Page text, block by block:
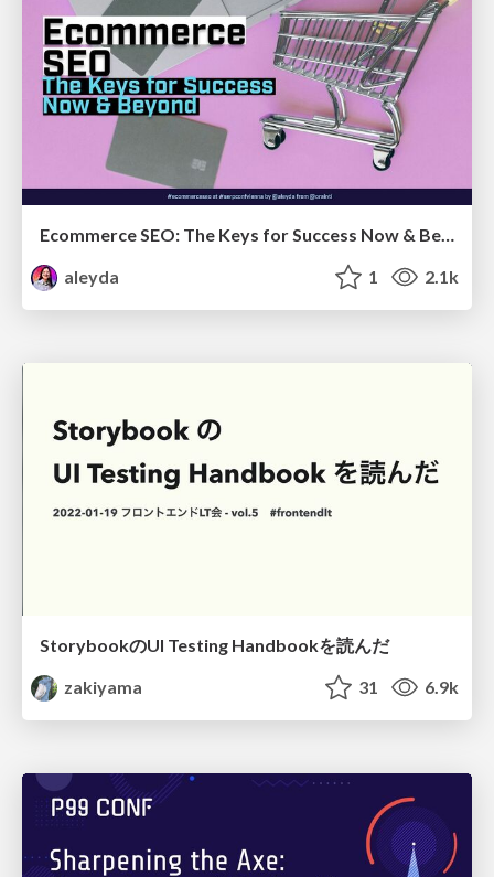
Ecommerce SEO: The Keys for Success Now & Beyond - #SERPConf2024
aleyda
1 2.1k
StorybookのUI Testing Handbookを読んだ
zakiyama
31 6.9k